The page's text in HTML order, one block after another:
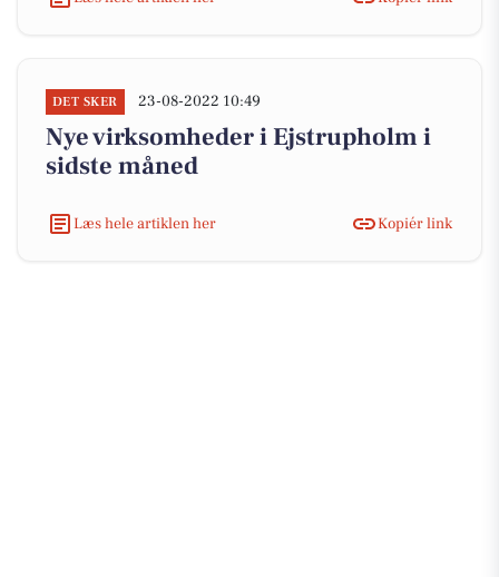
DET SKER 23-08-2022 10:49
Nye virksomheder i Ejstrupholm i
sidste måned
Læs hele artiklen her Kopiér link